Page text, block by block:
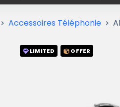
Accessoires Téléphonie
LIMITED OFFER